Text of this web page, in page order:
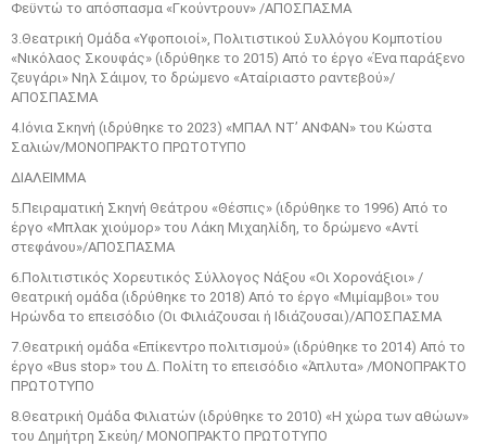
Φεϋντώ το απόσπασμα «Γκούντρουν» /ΑΠΟΣΠΑΣΜΑ
3.Θεατρική Ομάδα «Υφοποιοί», Πολιτιστικού Συλλόγου Κομποτίου
«Νικόλαος Σκουφάς» (ιδρύθηκε το 2015) Από το έργο «Ένα παράξενο
ζευγάρι» Νηλ Σάιμον, το δρώμενο «Αταίριαστο ραντεβού»/
ΑΠΟΣΠΑΣΜΑ
4.Ιόνια Σκηνή (ιδρύθηκε το 2023) «ΜΠΑΛ ΝΤ’ ΑΝΦΑΝ» του Κώστα
Σαλιών/ΜΟΝΟΠΡΑΚΤΟ ΠΡΩΤΟΤΥΠΟ
ΔΙΑΛΕΙΜΜΑ
5.Πειραματική Σκηνή Θεάτρου «Θέσπις» (ιδρύθηκε το 1996) Από το
έργο «Μπλακ χιούμορ» του Λάκη Μιχαηλίδη, το δρώμενο «Αντί
στεφάνου»/ΑΠΟΣΠΑΣΜΑ
6.Πολιτιστικός Χορευτικός Σύλλογος Νάξου «Οι Χορονάξιοι» /
Θεατρική ομάδα (ιδρύθηκε το 2018) Από το έργο «Μιμίαμβοι» του
Ηρώνδα το επεισόδιο (Οι Φιλιάζουσαι ή Ιδιάζουσαι)/ΑΠΟΣΠΑΣΜΑ
7.Θεατρική ομάδα «Επίκεντρο πολιτισμού» (ιδρύθηκε το 2014) Από το
έργο «Bus stop» του Δ. Πολίτη το επεισόδιο «Άπλυτα» /ΜΟΝΟΠΡΑΚΤΟ
ΠΡΩΤΟΤΥΠΟ
8.Θεατρική Ομάδα Φιλιατών (ιδρύθηκε το 2010) «Η χώρα των αθώων»
του Δημήτρη Σκεύη/ ΜΟΝΟΠΡΑΚΤΟ ΠΡΩΤΟΤΥΠΟ